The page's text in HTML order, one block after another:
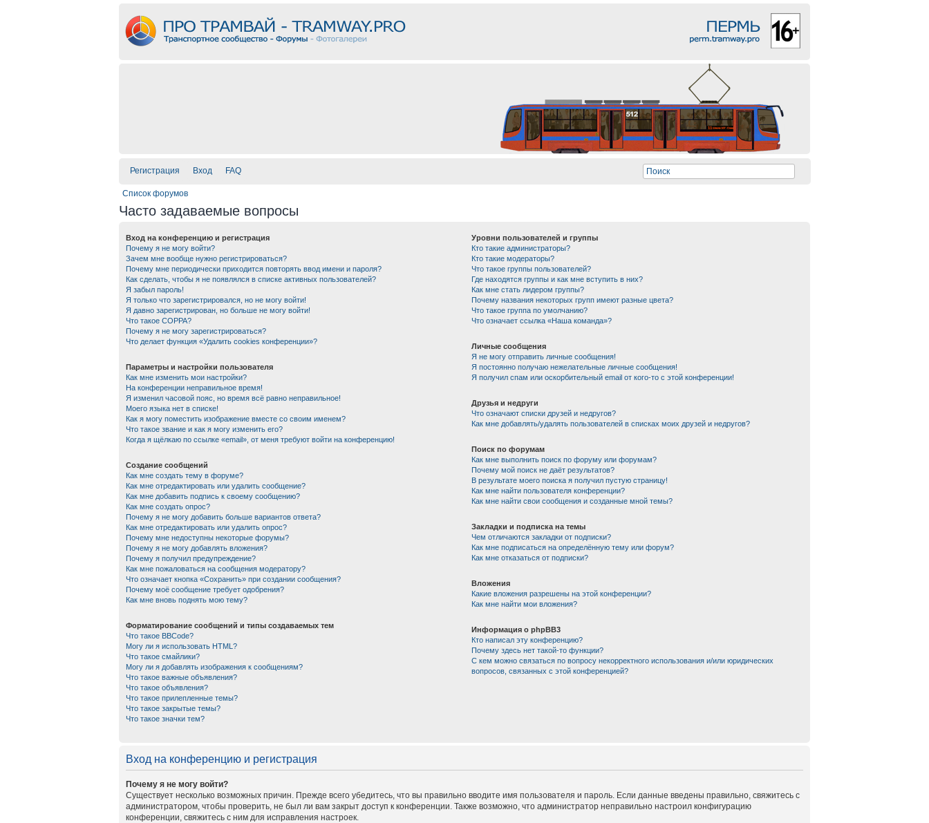
Регистрация Вход FAQ
Список форумов
Часто задаваемые вопросы
Вход на конференцию и регистрация
Почему я не могу войти?
Зачем мне вообще нужно регистрироваться?
Почему мне периодически приходится повторять ввод имени и пароля?
Как сделать, чтобы я не появлялся в списке активных пользователей?
Я забыл пароль!
Я только что зарегистрировался, но не могу войти!
Я давно зарегистрирован, но больше не могу войти!
Что такое COPPA?
Почему я не могу зарегистрироваться?
Что делает функция «Удалить cookies конференции»?
Параметры и настройки пользователя
Как мне изменить мои настройки?
На конференции неправильное время!
Я изменил часовой пояс, но время всё равно неправильное!
Моего языка нет в списке!
Как я могу поместить изображение вместе со своим именем?
Что такое звание и как я могу изменить его?
Когда я щёлкаю по ссылке «email», от меня требуют войти на конференцию!
Создание сообщений
Как мне создать тему в форуме?
Как мне отредактировать или удалить сообщение?
Как мне добавить подпись к своему сообщению?
Как мне создать опрос?
Почему я не могу добавить больше вариантов ответа?
Как мне отредактировать или удалить опрос?
Почему мне недоступны некоторые форумы?
Почему я не могу добавлять вложения?
Почему я получил предупреждение?
Как мне пожаловаться на сообщения модератору?
Что означает кнопка «Сохранить» при создании сообщения?
Почему моё сообщение требует одобрения?
Как мне вновь поднять мою тему?
Форматирование сообщений и типы создаваемых тем
Что такое BBCode?
Могу ли я использовать HTML?
Что такое смайлики?
Могу ли я добавлять изображения к сообщениям?
Что такое важные объявления?
Что такое объявления?
Что такое прилепленные темы?
Что такое закрытые темы?
Что такое значки тем?
Уровни пользователей и группы
Кто такие администраторы?
Кто такие модераторы?
Что такое группы пользователей?
Где находятся группы и как мне вступить в них?
Как мне стать лидером группы?
Почему названия некоторых групп имеют разные цвета?
Что такое группа по умолчанию?
Что означает ссылка «Наша команда»?
Личные сообщения
Я не могу отправить личные сообщения!
Я постоянно получаю нежелательные личные сообщения!
Я получил спам или оскорбительный email от кого-то с этой конференции!
Друзья и недруги
Что означают списки друзей и недругов?
Как мне добавлять/удалять пользователей в списках моих друзей и недругов?
Поиск по форумам
Как мне выполнить поиск по форуму или форумам?
Почему мой поиск не даёт результатов?
В результате моего поиска я получил пустую страницу!
Как мне найти пользователя конференции?
Как мне найти свои сообщения и созданные мной темы?
Закладки и подписка на темы
Чем отличаются закладки от подписки?
Как мне подписаться на определённую тему или форум?
Как мне отказаться от подписки?
Вложения
Какие вложения разрешены на этой конференции?
Как мне найти мои вложения?
Информация о phpBB3
Кто написал эту конференцию?
Почему здесь нет такой-то функции?
С кем можно связаться по вопросу некорректного использования и/или юридических
вопросов, связанных с этой конференцией?
Вход на конференцию и регистрация
Почему я не могу войти?
Существует несколько возможных причин. Прежде всего убедитесь, что вы правильно вводите имя пользователя и пароль. Если данные введены правильно, свяжитесь с
администратором, чтобы проверить, не был ли вам закрыт доступ к конференции. Также возможно, что администратор неправильно настроил конфигурацию
конференции, свяжитесь с ним для исправления настроек.